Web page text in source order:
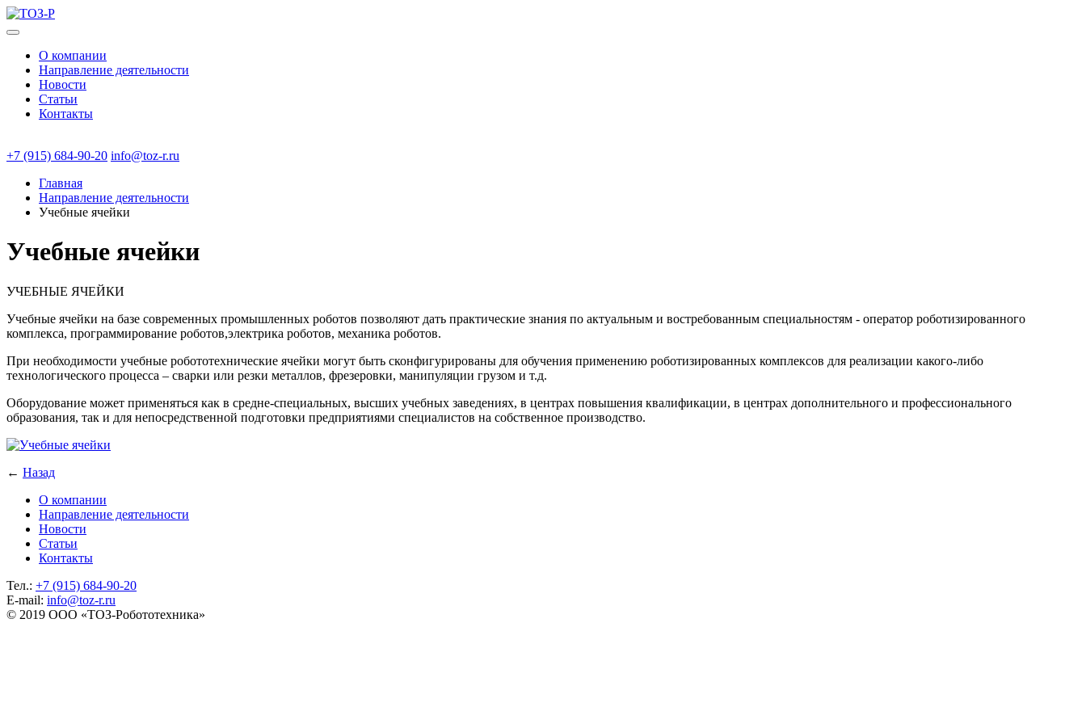
О компании
Направление деятельности
Новости
Статьи
Контакты
+7 (915) 684-90-20 info@toz-r.ru
Главная
Направление деятельности
Учебные ячейки
Учебные ячейки
УЧЕБНЫЕ ЯЧЕЙКИ
Учебные ячейки на базе современных промышленных роботов позволяют дать практические знания по актуальным и востребованным специальностям - оператор роботизированного
комплекса, программирование роботов,электрика роботов, механика роботов.
При необходимости учебные робототехнические ячейки могут быть сконфигурированы для обучения применению роботизированных комплексов для реализации какого-либо
технологического процесса – сварки или резки металлов, фрезеровки, манипуляции грузом и т.д.
Оборудование может применяться как в средне-специальных, высших учебных заведениях, в центрах повышения квалификации, в центрах дополнительного и профессионального
образования, так и для непосредственной подготовки предприятиями специалистов на собственное производство.
← Назад
О компании
Направление деятельности
Новости
Статьи
Контакты
Тел.: +7 (915) 684-90-20
E-mail: info@toz-r.ru
© 2019 ООО «ТОЗ-Робототехника»